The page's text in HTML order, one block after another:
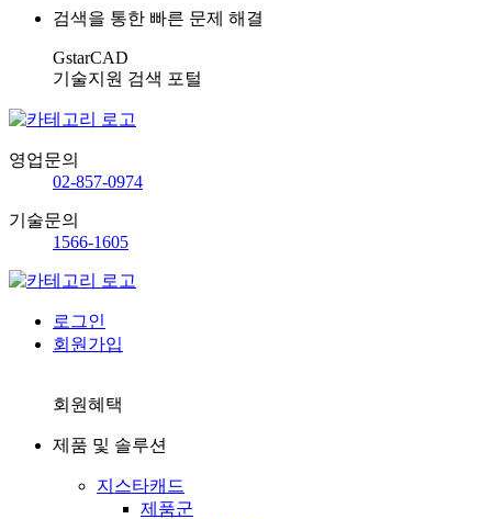
검색을 통한 빠른 문제 해결
GstarCAD
기술지원 검색 포털
영업문의
02-857-0974
기술문의
1566-1605
로그인
회원가입
회원혜택
제품 및 솔루션
지스타캐드
제품군